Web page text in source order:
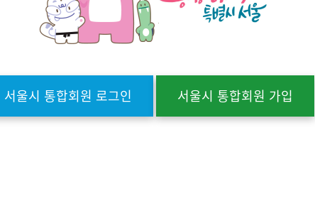
서울시 통합회원 로그인 서울시 통합회원 가입